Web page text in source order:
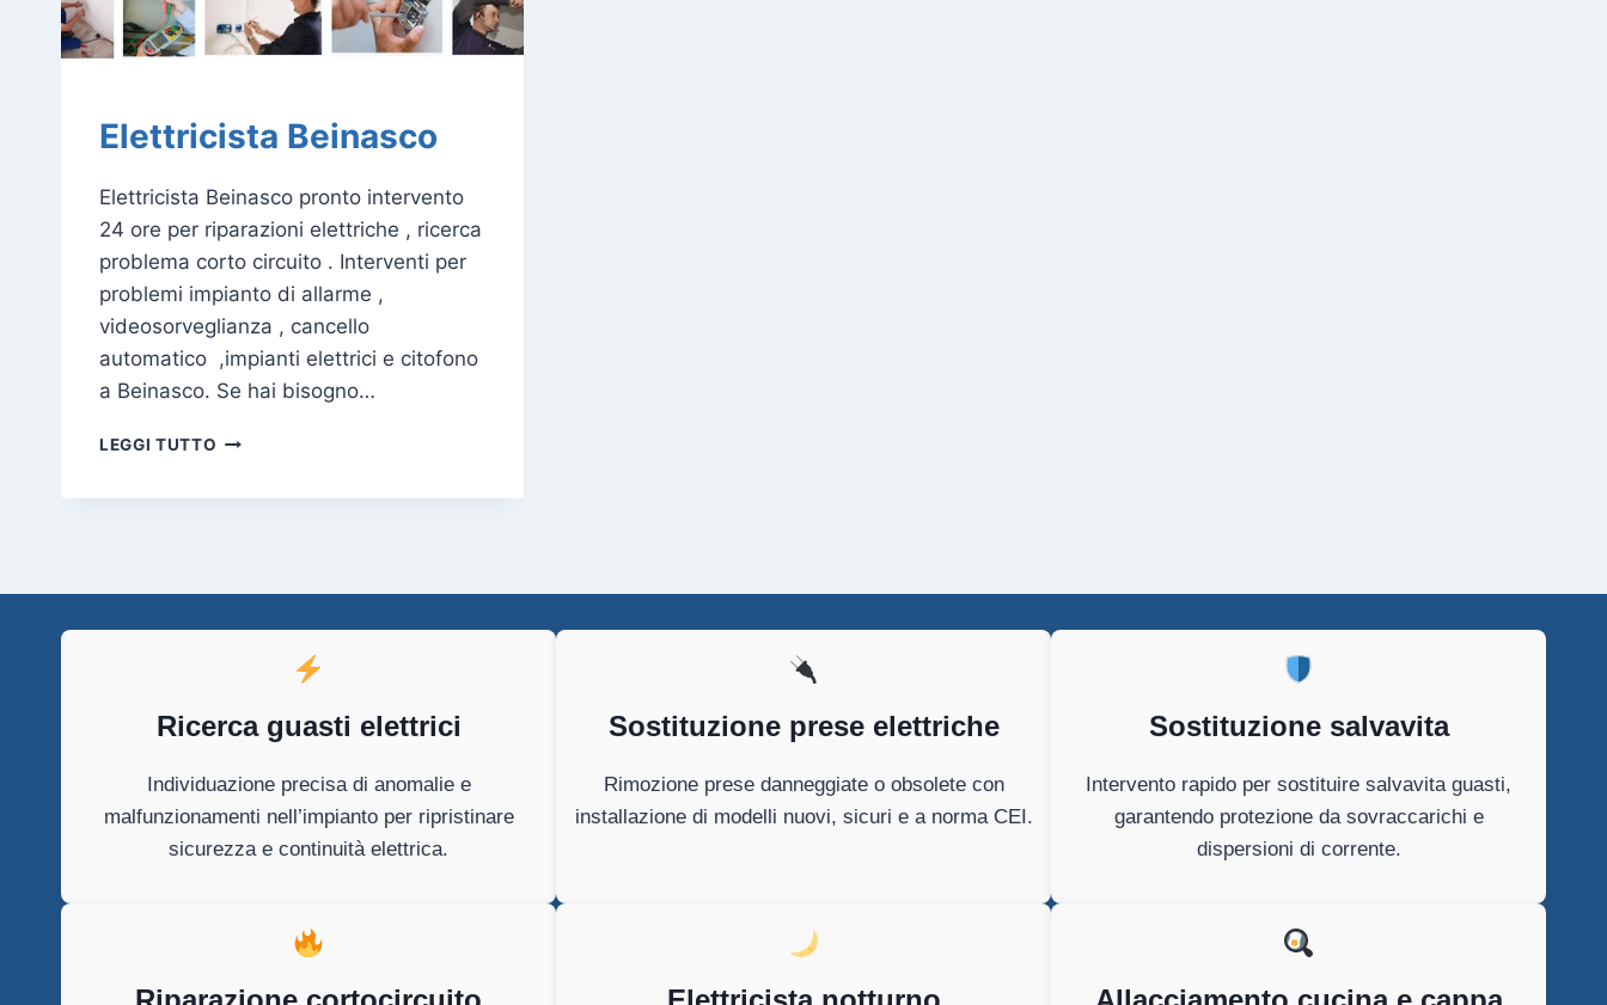
Elettricista Beinasco
Elettricista Beinasco pronto intervento
24 ore per riparazioni elettriche , ricerca
problema corto circuito . Interventi per
problemi impianto di allarme ,
videosorveglianza , cancello
automatico ,impianti elettrici e citofono
a Beinasco. Se hai bisogno…
LEGGI TUTTO ELETTRICISTA
Ricerca guasti elettrici
Individuazione precisa di anomalie e
malfunzionamenti nell’impianto per ripristinare
sicurezza e continuità elettrica.
Sostituzione prese elettriche
Rimozione prese danneggiate o obsolete con
installazione di modelli nuovi, sicuri e a norma CEI.
Sostituzione salvavita
Intervento rapido per sostituire salvavita guasti,
garantendo protezione da sovraccarichi e
dispersioni di corrente.